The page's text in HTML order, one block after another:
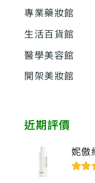
專業藥妝館
生活百貨館
醫學美容館
開架美妝館
近期評價
妮傲